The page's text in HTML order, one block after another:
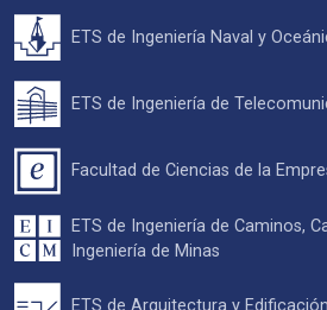
ETS de Ingeniería Naval y
ETS de Ingeniería de
Facultad de Ciencias de la
ETS de Ingeniería de Caminos,
Ingeniería de Minas